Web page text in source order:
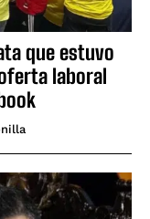
que estuvo
laboral